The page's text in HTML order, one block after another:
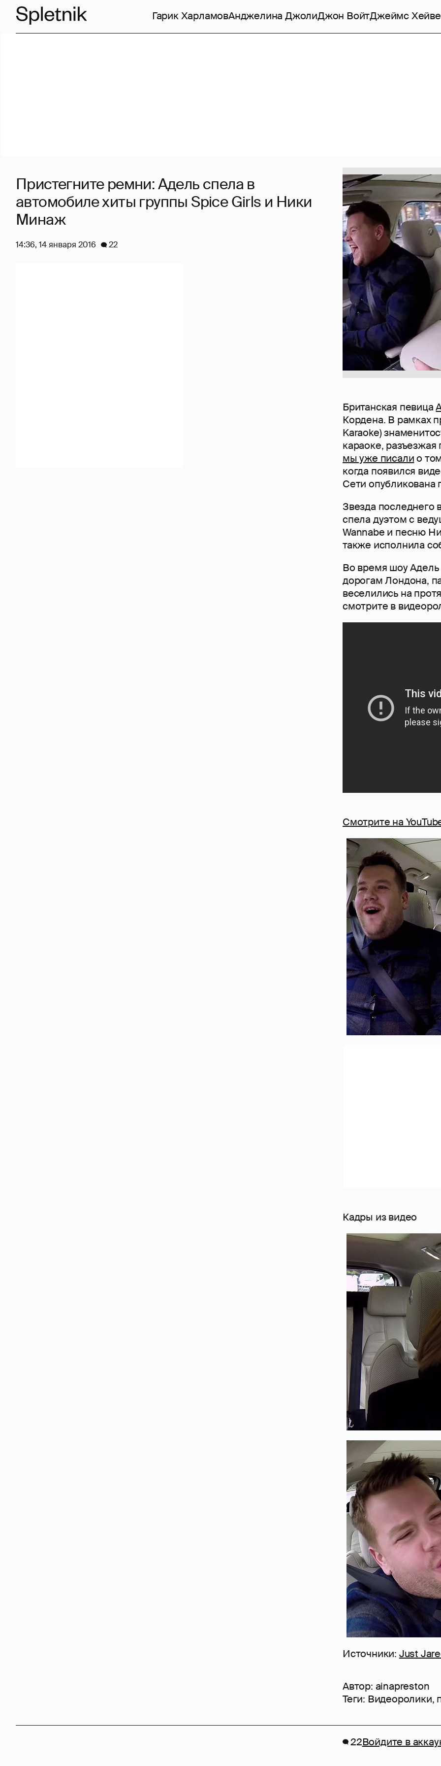
Гарик ХарламовАнджелина ДжолиДжон ВойтДжеймс
Британская певица
Кордена. В рамках
Karaoke)
караоке,
мы уже писалио
когда появился
Сети опубликована
Звезда последнего
спела дуэтом с
Wannabe и песню
также исполнила
Во время шоу
дорогам Лондона,
веселились на
смотрите в
Смотрите на
Кадры из видео
Источники: Just
Автор: ainapreston
Теги: Видеоролики,
Пристегните ремни: Адель спела в
автомобиле хиты группы Spice Girls и Ники
Минаж
14:36, 14 января 2016 22
22Войдите в